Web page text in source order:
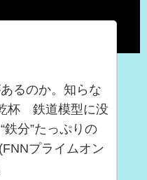
るのか。知らな
杯 鉄道模型に没
分”たっぷりの
プライムオン